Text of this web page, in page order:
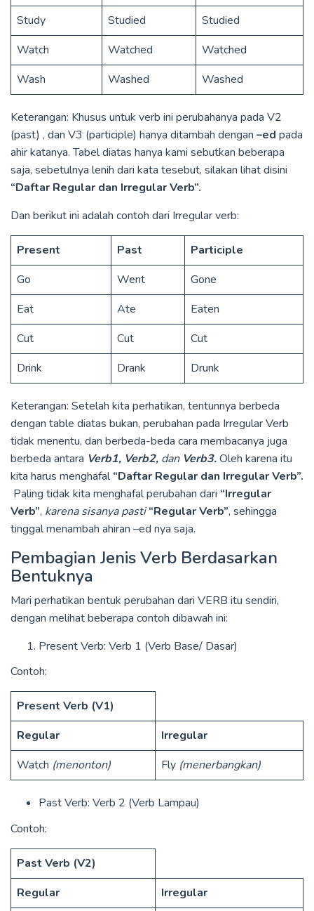
Study Studied
Studied
Watch
Watched
Watched
Wash
Washed Washed
Keterangan: Khusus untuk verb ini perubahanya pada V2
(past) , dan V3 (participle) hanya ditambah dengan –ed pada
ahir katanya. Tabel diatas hanya kami sebutkan beberapa
saja, sebetulnya lenih dari kata tesebut, silakan lihat disini
“Daftar Regular dan Irregular Verb”.
Dan berikut ini adalah contoh dari Irregular verb:
Present Past
Participle
Go
Went
Gone
Eat
Ate
Eaten
Cut
Cut
Cut
Drink
Drank Drunk
Keterangan: Setelah kita perhatikan, tentunnya berbeda
dengan table diatas bukan, perubahan pada Irregular Verb
tidak menentu, dan berbeda-beda cara membacanya juga
berbeda antara Verb1, Verb2, danVerb3.Oleh karena itu
kita harus menghafal“Daftar Regular dan Irregular Verb”.
Paling tidak kita menghafal perubahan dari “Irregular
Verb”, karena sisanya pasti “Regular Verb”, sehingga
tinggal menambah ahiran –ed nya saja.
Pembagian Jenis Verb Berdasarkan
Bentuknya
Mari perhatikan bentuk perubahan dari VERB itu sendiri,
dengan melihat beberapa contoh dibawah ini:
Present Verb: Verb 1 (Verb Base/ Dasar)
Contoh:
Present Verb (V1)
Regular
Irregular
Watch (menonton) Fly (menerbangkan)
Past Verb: Verb 2 (Verb Lampau)
Contoh:
Past Verb (V2)
Regular
Irregular